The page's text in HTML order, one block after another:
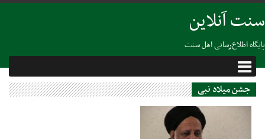
سنت آنلاین
پایگاه اطلاع‌رسانی اهل سنت
جشن میلاد نبی